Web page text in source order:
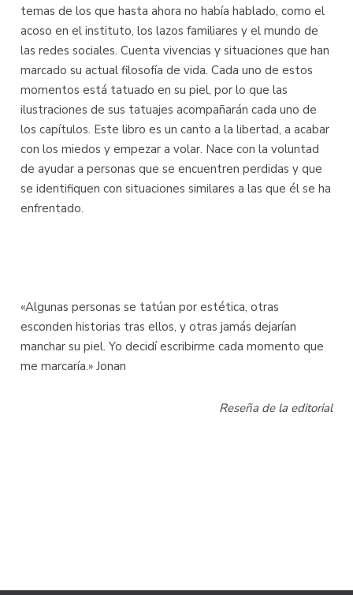
temas de los que hasta ahora no había hablado, como el
acoso en el instituto, los lazos familiares y el mundo de
las redes sociales. Cuenta vivencias y situaciones que han
marcado su actual filosofía de vida. Cada uno de estos
momentos está tatuado en su piel, por lo que las
ilustraciones de sus tatuajes acompañarán cada uno de
los capítulos. Este libro es un canto a la libertad, a acabar
con los miedos y empezar a volar. Nace con la voluntad
de ayudar a personas que se encuentren perdidas y que
se identifiquen con situaciones similares a las que él se ha
enfrentado.
«Algunas personas se tatúan por estética, otras
esconden historias tras ellos, y otras jamás dejarían
manchar su piel. Yo decidí escribirme cada momento que
me marcaría.» Jonan
Reseña de la editorial